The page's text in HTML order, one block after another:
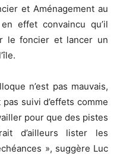
et Aménagement au
effet convaincu qu’il
le foncier et lancer un
n’est pas mauvais,
suivi d’effets comme
pour que des pistes
d’ailleurs lister les
», suggère Luc